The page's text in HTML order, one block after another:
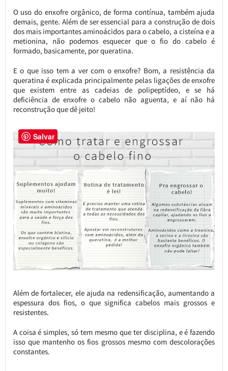
O uso do enxofre orgânico, de forma contínua, também ajuda
demais, gente. Além de ser essencial para a construção de dois
dos mais importantes aminoácidos para o cabelo, a cisteína e a
metionina, não podemos esquecer que o fio do cabelo é
formado, basicamente, por queratina.
E o que isso tem a ver com o enxofre? Bom, a resistência da
queratina é explicada principalmente pelas ligações de enxofre
que existem entre as cadeias de polipeptídeo, e se há
deficiência de enxofre o cabelo não aguenta, e aí não há
reconstrução que dê jeito!
Além de fortalecer, ele ajuda na redensificação, aumentando a
espessura dos fios, o que significa cabelos mais grossos e
resistentes.
A coisa é simples, só tem mesmo que ter disciplina, e é fazendo
isso que mantenho os fios grossos mesmo com descolorações
constantes.
Salvar